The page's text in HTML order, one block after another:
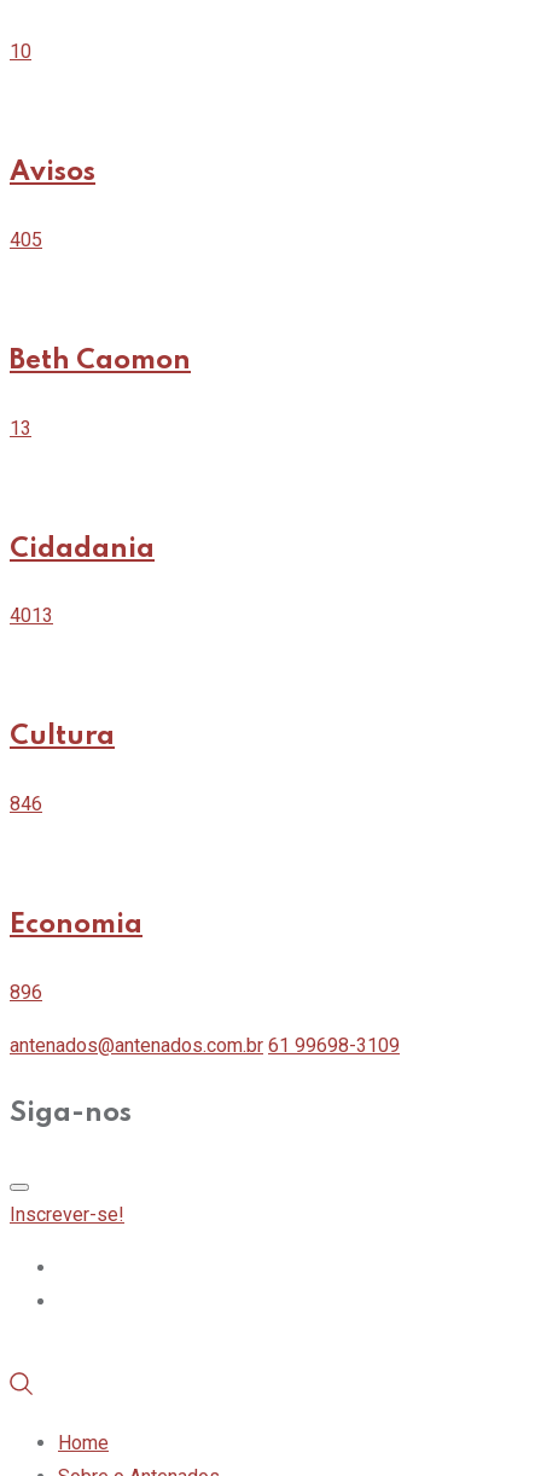
10
Avisos
405
Beth Caomon
13
Cidadania
4013
Cultura
846
Economia
896
antenados@antenados.com.br 61 99698-3109
Siga-nos
Inscrever-se!
Home